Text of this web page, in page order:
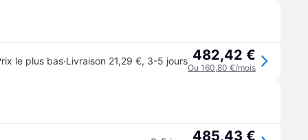
le plus bas·Livraison 21,29 €, 3-5 jours 482,42 €
Ou 160,80 €/mois
485,43 €